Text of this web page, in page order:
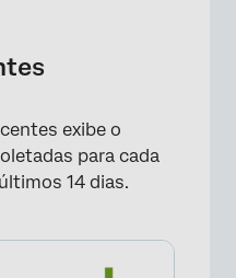
exibe o
para cada
14 dias.